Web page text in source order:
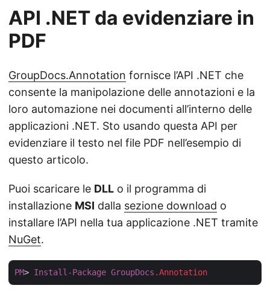
API .NET da evidenziare in
PDF
GroupDocs.Annotation fornisce l’API .NET che
consente la manipolazione delle annotazioni e la
loro automazione nei documenti all’interno delle
applicazioni .NET. Sto usando questa API per
evidenziare il testo nel file PDF nell’esempio di
questo articolo.
Puoi scaricare le DLL o il programma di
installazione MSI dalla sezione download o
installare l’API nella tua applicazione .NET tramite
NuGet.
PM> Install-Package GroupDocs .Annotation